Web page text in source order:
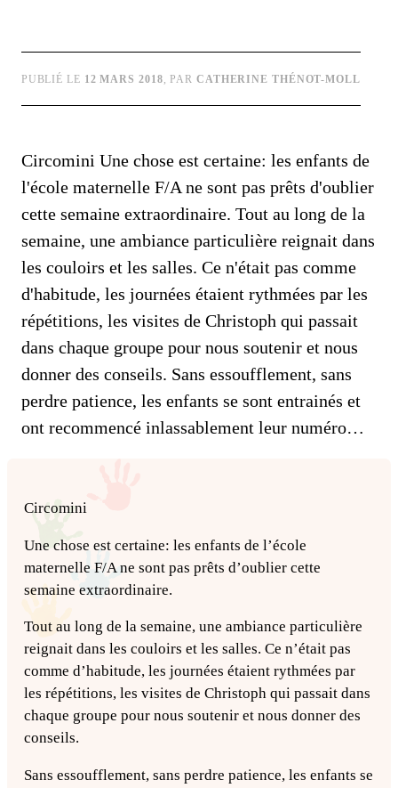
PUBLIÉ LE 12 MARS 2018 , PAR CATHERINE THÉNOT-MOLL
Circomini Une chose est certaine: les enfants de
l'école maternelle F/A ne sont pas prêts d'oublier
cette semaine extraordinaire. Tout au long de la
semaine, une ambiance particulière reignait dans
les couloirs et les salles. Ce n'était pas comme
d'habitude, les journées étaient rythmées par les
répétitions, les visites de Christoph qui passait
dans chaque groupe pour nous soutenir et nous
donner des conseils. Sans essoufflement, sans
perdre patience, les enfants se sont entrainés et
ont recommencé inlassablement leur numéro…
Circomini
Une chose est certaine: les enfants de l’école
maternelle F/A ne sont pas prêts d’oublier cette
semaine extraordinaire.
Tout au long de la semaine, une ambiance particulière
reignait dans les couloirs et les salles. Ce n’était pas
comme d’habitude, les journées étaient rythmées par
les répétitions, les visites de Christoph qui passait dans
chaque groupe pour nous soutenir et nous donner des
conseils.
Sans essoufflement, sans perdre patience, les enfants se